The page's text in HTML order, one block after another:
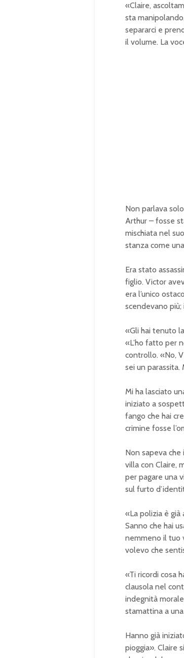
«Claire,
sta
separarci e
il volume. La
Non parlava
Arthur – fosse
mischiata nel
stanza come
Era stato
figlio. Victor
era l’unico
scendevano
«Gli hai tenuto
«L’ho fatto per
controllo. «No,
sei un
Mi ha lasciato
iniziato a
fango che hai
crimine fosse
Non sapeva
villa con Claire,
per pagare una
sul furto
«La polizia è già
Sanno che hai
nemmeno il tuo
volevo che
«Ti ricordi cosa
clausola nel
indegnità
stamattina a
Hanno già
pioggia». Claire